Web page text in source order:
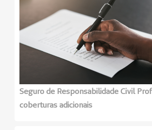
Seguro de Responsabilidade Civil
coberturas adicionais